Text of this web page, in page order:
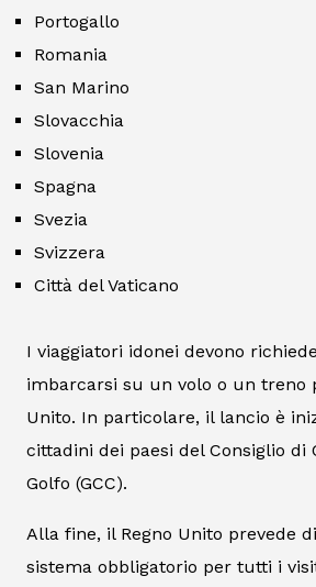
Portogallo
Romania
San Marino
Slovacchia
Slovenia
Spagna
Svezia
Svizzera
Città del Vaticano
I viaggiatori idonei devono
imbarcarsi su un volo o un treno
Unito. In particolare, il lancio è
cittadini dei paesi del Consiglio di
Golfo (GCC).
Alla fine, il Regno Unito prevede
sistema obbligatorio per tutti i